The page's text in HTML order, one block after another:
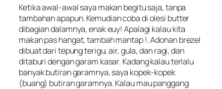
Ketika awal-awal saya makan begitu saja, tanpa
tambahan apapun. Kemudian coba di olesi butter
dibagian dalamnya, enak euy! Apalagi kalau kita
makan pas hangat, tambah mantap !. Adonan brezel
dibuat dari tepung terigu, air, gula, dan ragi, dan
ditaburi dengan garam kasar. Kadang kalau terlalu
banyak butiran garamnya, saya kopek-kopek
(buang) butiran garamnya. Kalau mau panggang